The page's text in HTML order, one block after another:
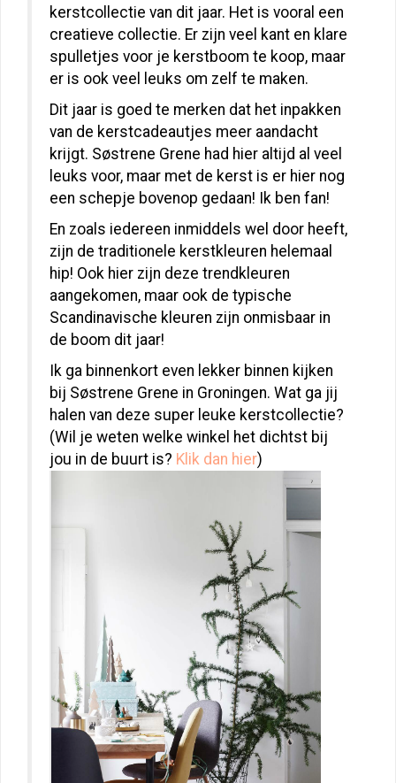
kerstcollectie van dit jaar. Het is vooral een
creatieve collectie. Er zijn veel kant en klare
spulletjes voor je kerstboom te koop, maar
er is ook veel leuks om zelf te maken.
Dit jaar is goed te merken dat het inpakken
van de kerstcadeautjes meer aandacht
krijgt. Søstrene Grene had hier altijd al veel
leuks voor, maar met de kerst is er hier nog
een schepje bovenop gedaan! Ik ben fan!
En zoals iedereen inmiddels wel door heeft,
zijn de traditionele kerstkleuren helemaal
hip! Ook hier zijn deze trendkleuren
aangekomen, maar ook de typische
Scandinavische kleuren zijn onmisbaar in
de boom dit jaar!
Ik ga binnenkort even lekker binnen kijken
bij Søstrene Grene in Groningen. Wat ga jij
halen van deze super leuke kerstcollectie?
(Wil je weten welke winkel het dichtst bij
jou in de buurt is? Klik dan hier)